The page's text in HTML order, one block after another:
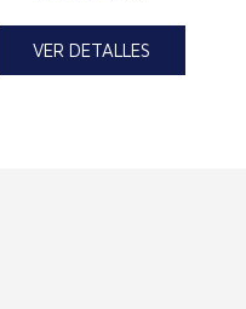
VER DETALLES